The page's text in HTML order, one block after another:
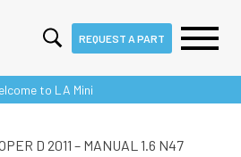
REQUEST A PART
to LA Mini
D 2011 – MANUAL 1.6 N47